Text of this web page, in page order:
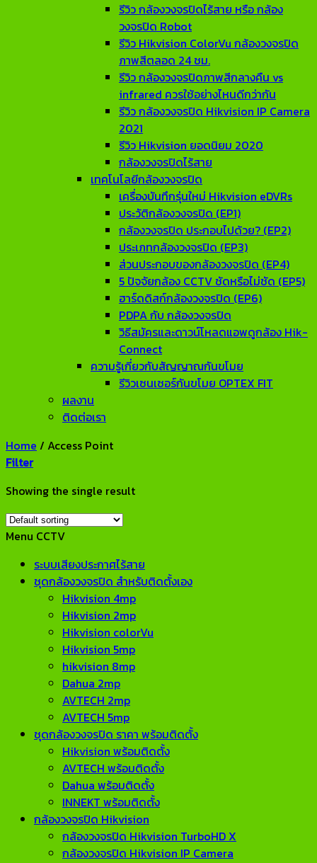
รีวิว กล้องวงจรปิดไร้สาย หรือ กล้อง
วงจรปิด Robot
รีวิว Hikvision ColorVu กล้องวงจรปิด
ภาพสีตลอด 24 ชม.
รีวิว กล้องวงจรปิดภาพสีกลางคืน vs
infrared ควรใช้อย่างไหนดีกว่ากัน
รีวิว กล้องวงจรปิด Hikvision IP Camera
2021
รีวิว Hikvision ยอดนิยม 2020
กล้องวงจรปิดไร้สาย
เทคโนโลยีกล้องวงจรปิด
เครื่องบันทึกรุ่นใหม่ Hikvision eDVRs
ประวัติกล้องวงจรปิด (EP1)
กล้องวงจรปิด ประกอบไปด้วย? (EP2)
ประเภทกล้องวงจรปิด (EP3)
ส่วนประกอบของกล้องวงจรปิด (EP4)
5 ปัจจัยกล้อง CCTV ชัดหรือไม่ชัด (EP5)
ฮาร์ดดิสก์กล้องวงจรปิด (EP6)
PDPA กับ กล้องวงจรปิด
วิธีสมัครและดาวน์โหลดแอพดูกล้อง Hik-
Connect
ความรู้เกี่ยวกับสัญญาณกันขโมย
รีวิวเซนเซอร์กันขโมย OPTEX FIT
ผลงาน
ติดต่อเรา
Home / Access Point
Filter
Showing the single result
Menu CCTV
ระบบเสียงประกาศไร้สาย
ชุดกล้องวงจรปิด สำหรับติดตั้งเอง
Hikvision 4mp
Hikvision 2mp
Hikvision colorVu
Hikvision 5mp
hikvision 8mp
Dahua 2mp
AVTECH 2mp
AVTECH 5mp
ชุดกล้องวงจรปิด ราคา พร้อมติดตั้ง
Hikvision พร้อมติดตั้ง
AVTECH พร้อมติดตั้ง
Dahua พร้อมติดตั้ง
INNEKT พร้อมติดตั้ง
กล้องวงจรปิด Hikvision
กล้องวงจรปิด Hikvision TurboHD X
กล้องวงจรปิด Hikvision IP Camera